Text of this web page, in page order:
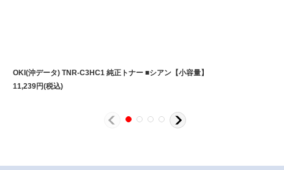
OKI(沖データ) TNR-C3HC1 純正トナー ■シアン【小容量】
11,239円(税込)